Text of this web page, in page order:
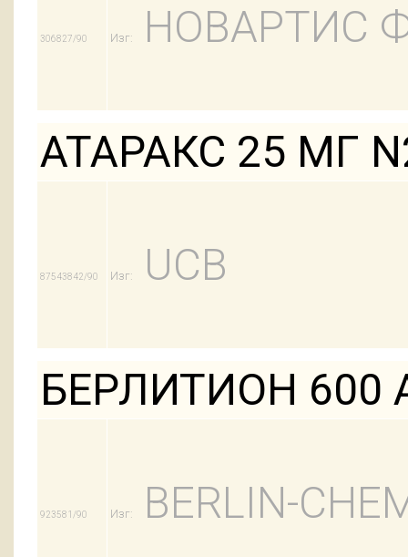
306827/90 Изг: НОВАРТИС
АТАРАКС 25 МГ
87543842/90 Изг: UCB
БЕРЛИТИОН 600
923581/90 Изг: BERLIN-